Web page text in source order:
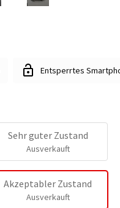
Entsperrtes
Sehr guter Zustand
Ausverkauft
Akzeptabler Zustand
Ausverkauft